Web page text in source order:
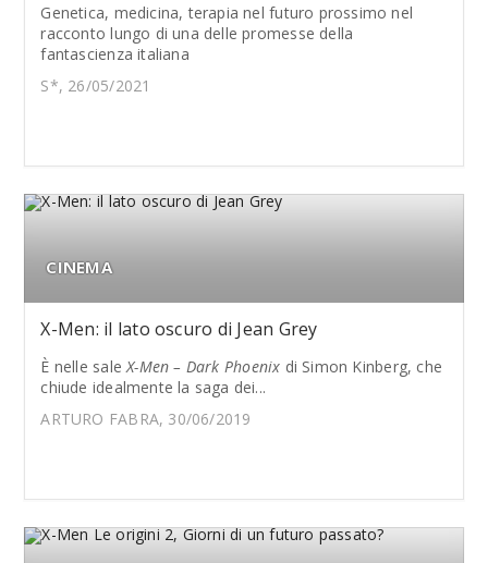
Genetica, medicina, terapia nel futuro prossimo nel
racconto lungo di una delle promesse della
fantascienza italiana
S*, 26/05/2021
CINEMA
X-Men: il lato oscuro di Jean Grey
È nelle saleX-Men – Dark Phoenix di Simon Kinberg, che
chiude idealmente la saga dei...
ARTURO FABRA, 30/06/2019